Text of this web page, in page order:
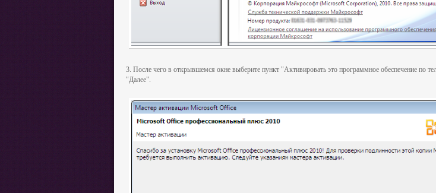
3. После чего в открывшемся окне выберите пункт "Активировать это программное обеспечение по
"Далее".